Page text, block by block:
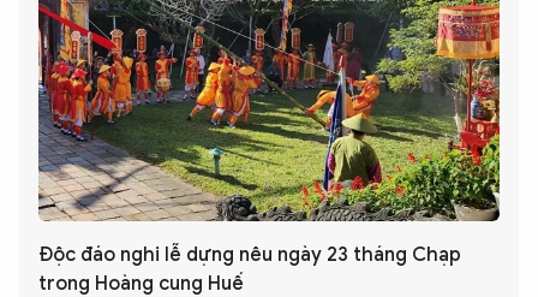
Độc đáo nghi lễ dựng nêu ngày 23 tháng Chạp
trong Hoàng cung Huế